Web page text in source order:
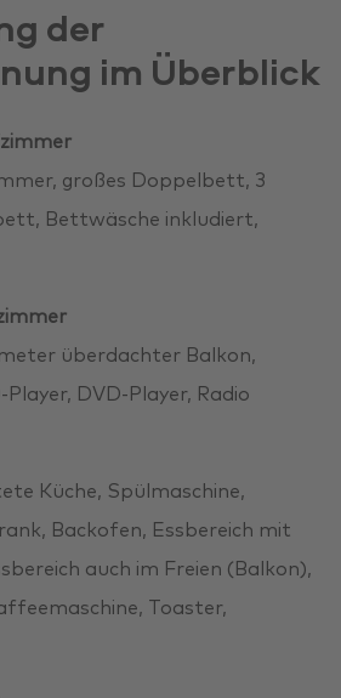
der
im Überblick
großes Doppelbett, 3
Bettwäsche inkludiert,
überdachter Balkon,
DVD-Player, Radio
Küche, Spülmaschine,
Backofen, Essbereich mit
auch im Freien (Balkon),
Toaster,